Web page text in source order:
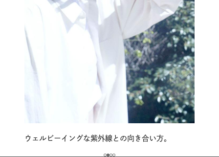
ウェルビーイングな紫外線との向き合い方。